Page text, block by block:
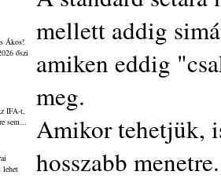
Ákos!
őszi
IFA-t,
sem...
lehet
mellett addig
amiken eddig
meg.
Amikor tehetjük,
hosszabb menetre.